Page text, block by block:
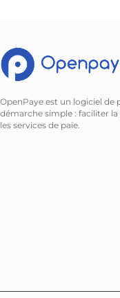
OpenPaye est un logiciel de
démarche simple : faciliter
les services de paie.